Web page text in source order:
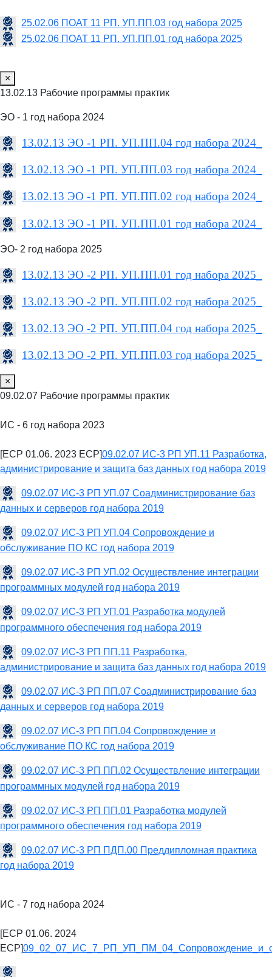
25.02.06 ПОАТ 11 РП. УП.ПП.03 год набора 2025
25.02.06 ПОАТ 11 РП. УП.ПП.01 год набора 2025
×
13.02.13 Рабочие программы практик
ЭО - 1 год набора 2024
13.02.13 ЭО -1 РП. УП.ПП.04 год набора 2024_
13.02.13 ЭО -1 РП. УП.ПП.03 год набора 2024_
13.02.13 ЭО -1 РП. УП.ПП.02 год набора 2024_
13.02.13 ЭО -1 РП. УП.ПП.01 год набора 2024_
ЭО- 2 год набора 2025
13.02.13 ЭО -2 РП. УП.ПП.01 год набора 2025_
13.02.13 ЭО -2 РП. УП.ПП.02 год набора 2025_
13.02.13 ЭО -2 РП. УП.ПП.04 год набора 2025_
13.02.13 ЭО -2 РП. УП.ПП.03 год набора 2025_
×
09.02.07 Рабочие программы практик
ИС - 6 год набора 2023
[ECP 01.06. 2023 ECP]09.02.07 ИС-3 РП УП.11 Разработка,
администрирование и защита баз данных год набора 2019
09.02.07 ИС-3 РП УП.07 Соадминистрирование баз
данных и серверов год набора 2019
09.02.07 ИС-3 РП УП.04 Сопровождение и
обслуживание ПО КС год набора 2019
09.02.07 ИС-3 РП УП.02 Осуществление интеграции
программных модулей год набора 2019
09.02.07 ИС-3 РП УП.01 Разработка модулей
программного обеспечения год набора 2019
09.02.07 ИС-3 РП ПП.11 Разработка,
администрирование и защита баз данных год набора 2019
09.02.07 ИС-3 РП ПП.07 Соадминистрирование баз
данных и серверов год набора 2019
09.02.07 ИС-3 РП ПП.04 Сопровождение и
обслуживание ПО КС год набора 2019
09.02.07 ИС-3 РП ПП.02 Осуществление интеграции
программных модулей год набора 2019
09.02.07 ИС-3 РП ПП.01 Разработка модулей
программного обеспечения год набора 2019
09.02.07 ИС-3 РП ПДП.00 Преддипломная практика
год набора 2019
ИС - 7 год набора 2024
[ECP 01.06. 2024
ECP]